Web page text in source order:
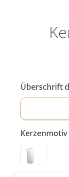
Überschrift
Kerzenmotiv